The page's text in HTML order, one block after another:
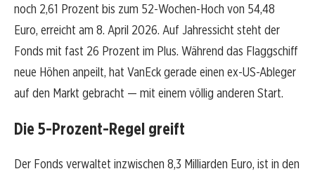
noch 2,61 Prozent bis zum 52-Wochen-Hoch von 54,48
Euro, erreicht am 8. April 2026. Auf Jahressicht steht der
Fonds mit fast 26 Prozent im Plus. Während das Flaggschiff
neue Höhen anpeilt, hat VanEck gerade einen ex-US-Ableger
auf den Markt gebracht — mit einem völlig anderen Start.
Die 5-Prozent-Regel greift
Der Fonds verwaltet inzwischen 8,3 Milliarden Euro, ist in den